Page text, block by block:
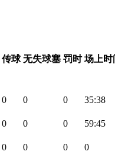
传球 无失球塞 罚时 场上时
0 0 0
35:38
0 0 0
59:45
0 0 0
0